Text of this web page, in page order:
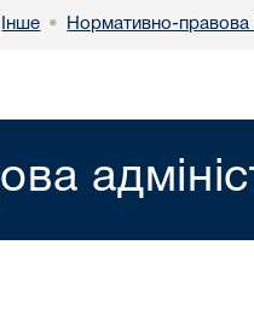
Інше • Нормативно-правова